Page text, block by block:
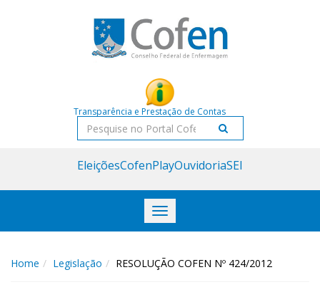
Transparência e Prestação de Contas
Pesquisar
EleiçõesCofenPlayOuvidoriaSEI
Toggle
navigation
Home Legislação RESOLUÇÃO COFEN Nº 424/2012